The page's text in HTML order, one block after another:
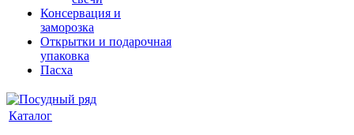
Консервация и
заморозка
Открытки и подарочная
упаковка
Пасха
Каталог